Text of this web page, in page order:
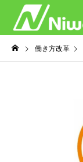
働き方改革